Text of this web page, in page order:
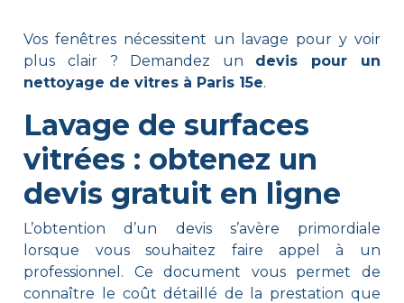
Vos fenêtres nécessitent un lavage pour y voir
plus clair ? Demandez un devis pour un
nettoyage de vitres à Paris 15e.
Lavage de surfaces
vitrées : obtenez un
devis gratuit en ligne
L’obtention d’un devis s’avère primordiale
lorsque vous souhaitez faire appel à un
professionnel. Ce document vous permet de
connaître le coût détaillé de la prestation que